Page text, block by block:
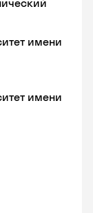
имени
имени